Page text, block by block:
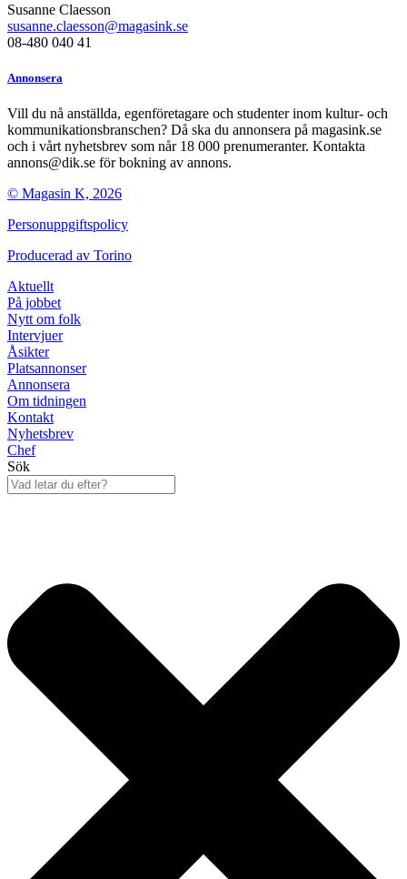
Susanne Claesson
susanne.claesson@magasink.se
08-480 040 41
Annonsera
Vill du nå anställda, egenföretagare och studenter inom kultur- och
kommunikationsbranschen? Då ska du annonsera på magasink.se
och i vårt nyhetsbrev som når 18 000 prenumeranter. Kontakta
annons@dik.se för bokning av annons.
© Magasin K, 2026
Personuppgiftspolicy
Producerad av Torino
Aktuellt
På jobbet
Nytt om folk
Intervjuer
Åsikter
Platsannonser
Annonsera
Om tidningen
Kontakt
Nyhetsbrev
Chef
Sök